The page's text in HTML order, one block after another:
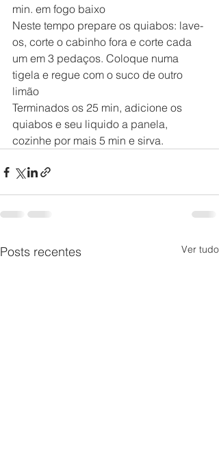
min. em fogo baixo
Neste tempo prepare os quiabos: lave-
os, corte o cabinho fora e corte cada
um em 3 pedaços. Coloque numa
tigela e regue com o suco de outro
limão
Terminados os 25 min, adicione os
quiabos e seu liquido a panela,
cozinhe por mais 5 min e sirva.
Posts recentes Ver tudo